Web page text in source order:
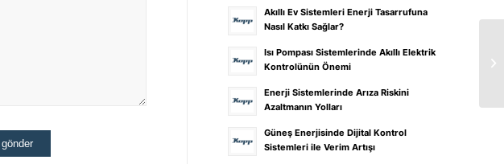
Akıllı Ev Sistemleri Enerji Tasarrufuna
Nasıl Katkı Sağlar?
Isı Pompası Sistemlerinde Akıllı Elektrik
Kontrolünün Önemi
Enerji Sistemlerinde Arıza Riskini
Azaltmanın Yolları
Güneş Enerjisinde Dijital Kontrol
Sistemleri ile Verim Artışı